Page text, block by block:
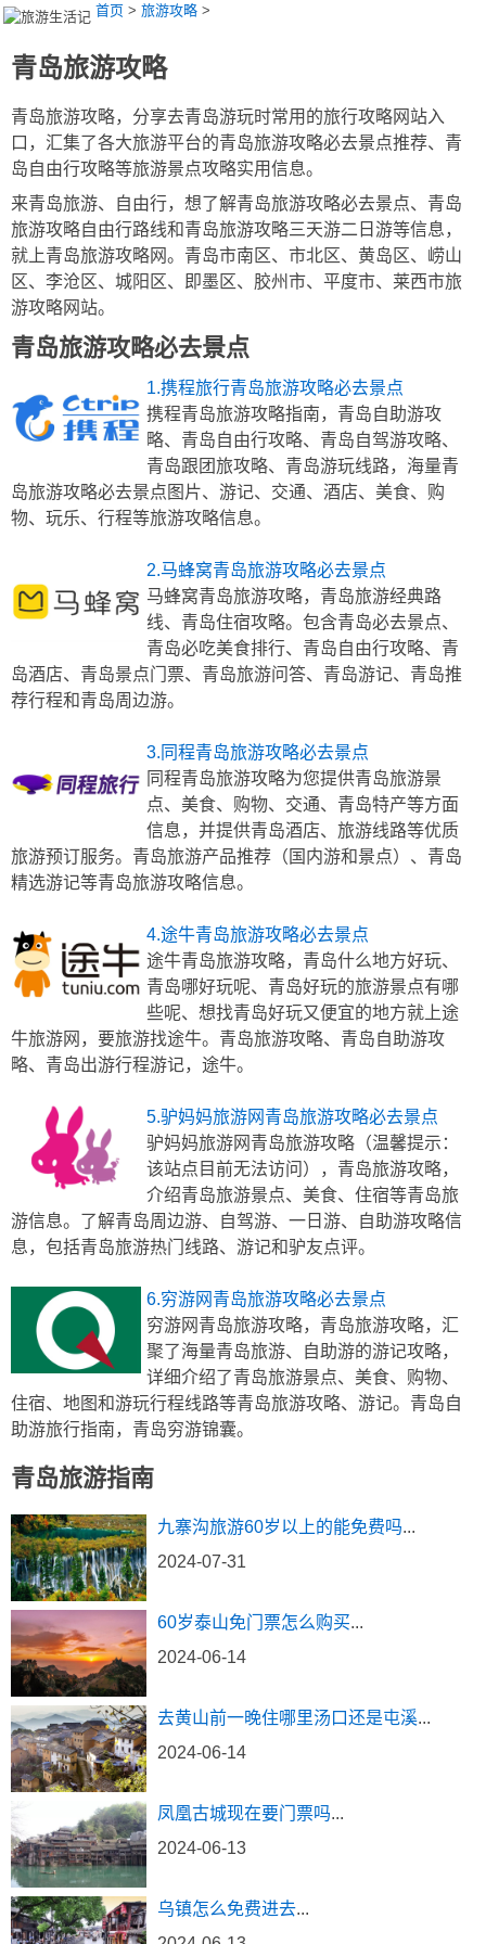
首页 > 旅游攻略 >
青岛旅游攻略
青岛旅游攻略，分享去青岛游玩时常用的旅行攻略网站入
口，汇集了各大旅游平台的青岛旅游攻略必去景点推荐、青
岛自由行攻略等旅游景点攻略实用信息。
来青岛旅游、自由行，想了解青岛旅游攻略必去景点、青岛
旅游攻略自由行路线和青岛旅游攻略三天游二日游等信息，
就上青岛旅游攻略网。青岛市南区、市北区、黄岛区、崂山
区、李沧区、城阳区、即墨区、胶州市、平度市、莱西市旅
游攻略网站。
青岛旅游攻略必去景点
1.携程旅行青岛旅游攻略必去景点
携程青岛旅游攻略指南，青岛自助游攻
略、青岛自由行攻略、青岛自驾游攻略、
青岛跟团旅攻略、青岛游玩线路，海量青
岛旅游攻略必去景点图片、游记、交通、酒店、美食、购
物、玩乐、行程等旅游攻略信息。
2.马蜂窝青岛旅游攻略必去景点
马蜂窝青岛旅游攻略，青岛旅游经典路
线、青岛住宿攻略。包含青岛必去景点、
青岛必吃美食排行、青岛自由行攻略、青
岛酒店、青岛景点门票、青岛旅游问答、青岛游记、青岛推
荐行程和青岛周边游。
3.同程青岛旅游攻略必去景点
同程青岛旅游攻略为您提供青岛旅游景
点、美食、购物、交通、青岛特产等方面
信息，并提供青岛酒店、旅游线路等优质
旅游预订服务。青岛旅游产品推荐（国内游和景点）、青岛
精选游记等青岛旅游攻略信息。
4.途牛青岛旅游攻略必去景点
途牛青岛旅游攻略，青岛什么地方好玩、
青岛哪好玩呢、青岛好玩的旅游景点有哪
些呢、想找青岛好玩又便宜的地方就上途
牛旅游网，要旅游找途牛。青岛旅游攻略、青岛自助游攻
略、青岛出游行程游记，途牛。
5.驴妈妈旅游网青岛旅游攻略必去景点
驴妈妈旅游网青岛旅游攻略（温馨提示：
该站点目前无法访问），青岛旅游攻略，
介绍青岛旅游景点、美食、住宿等青岛旅
游信息。了解青岛周边游、自驾游、一日游、自助游攻略信
息，包括青岛旅游热门线路、游记和驴友点评。
6.穷游网青岛旅游攻略必去景点
穷游网青岛旅游攻略，青岛旅游攻略，汇
聚了海量青岛旅游、自助游的游记攻略，
详细介绍了青岛旅游景点、美食、购物、
住宿、地图和游玩行程线路等青岛旅游攻略、游记。青岛自
助游旅行指南，青岛穷游锦囊。
青岛旅游指南
九寨沟旅游60岁以上的能免费吗...
2024-07-31
60岁泰山免门票怎么购买...
2024-06-14
去黄山前一晚住哪里汤口还是屯溪...
2024-06-14
凤凰古城现在要门票吗...
2024-06-13
乌镇怎么免费进去...